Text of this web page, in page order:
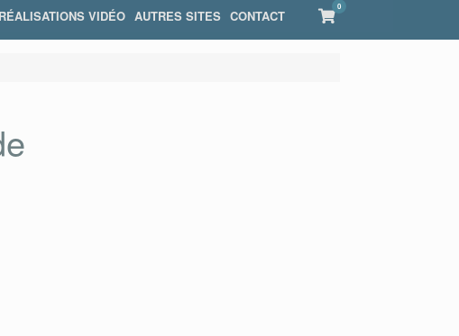
RÉALISATIONS VIDÉO AUTRES SITES CONTACT View
shopping
cart
0